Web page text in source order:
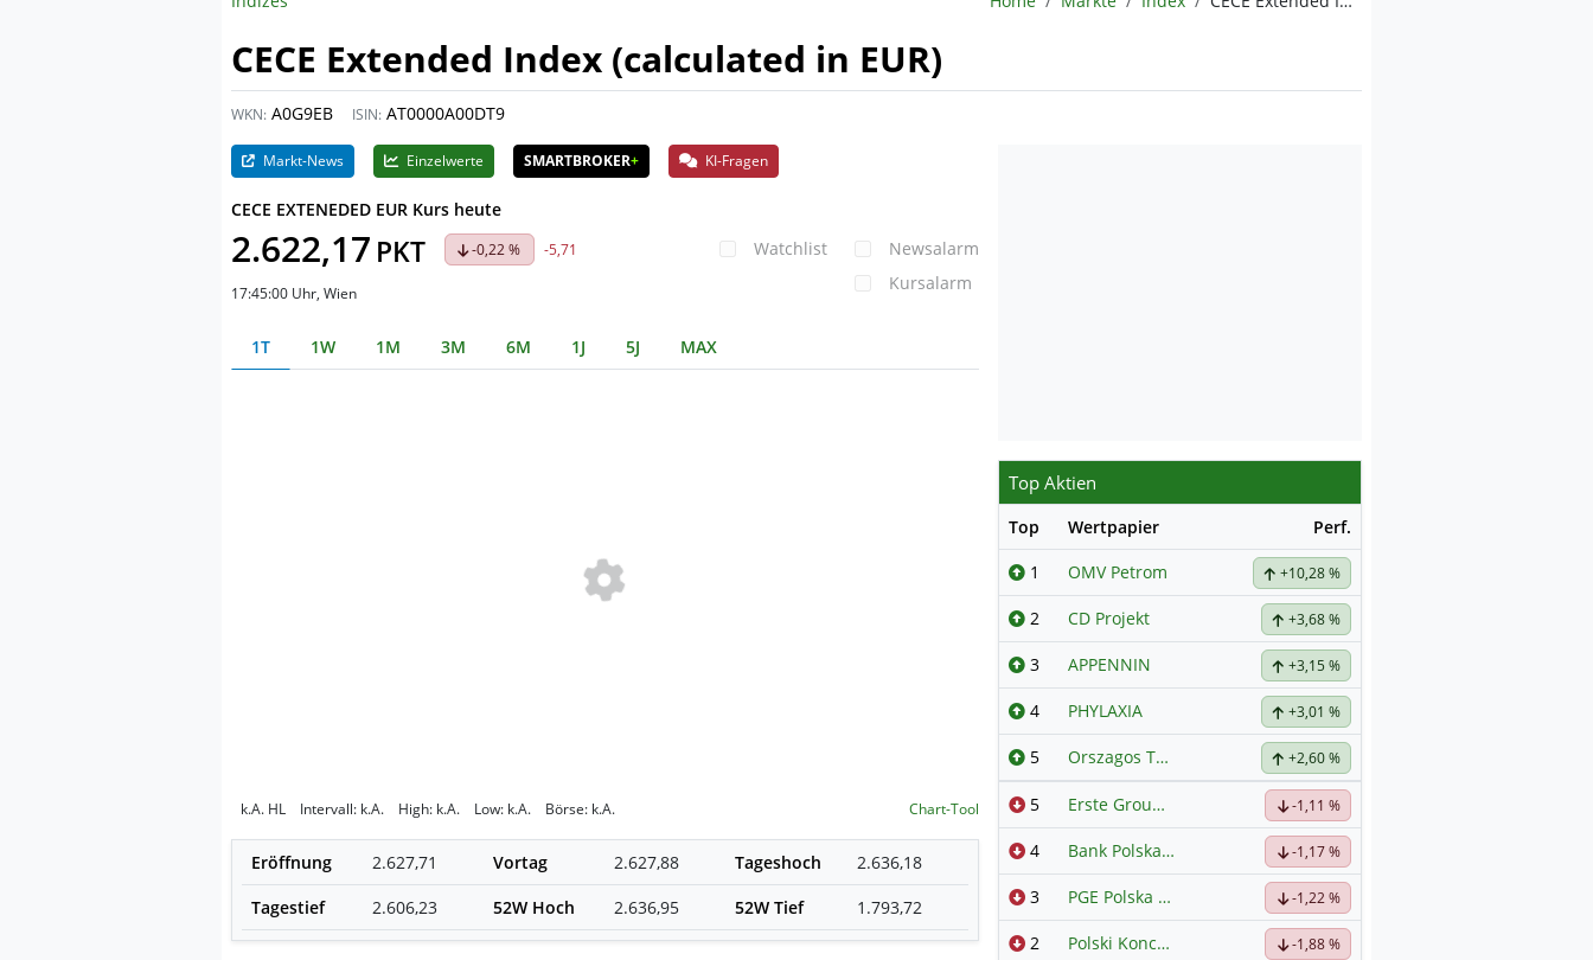
CECE Extended Index (calculated in EUR)
WKN: A0G9EB ISIN: AT0000A00DT9
Markt-News Einzelwerte SMARTBROKER+ KI-Fragen
CECE EXTENEDED EUR Kurs heute
2.622,17 PKT -0,22 % -5,71
17:45:00 Uhr, Wien
Watchlist
Newsalarm
Kursalarm
1T 1W 1M 3M 6M 1J 5J MAX
k.A. HL Intervall: k.A. High: k.A. Low: k.A. Börse: k.A. Chart-Tool
Eröffnung 2.627,71 Vortag 2.627,88 Tageshoch
2.636,18
Tagestief
2.606,23 52W Hoch 2.636,95 52W Tief 1.793,72
Top Aktien
Top Wertpapier
Perf.
1
OMV Petrom +10,28 %
2 CD Projekt +3,68 %
3 APPENNIN +3,15 %
4 PHYLAXIA +3,01 %
5 Orszagos Takerekpenztar es Kereskedelmi Bank OTPBank NyRt +2,60 %
5 Erste Group Bank -1,11 %
4 Bank Polska Kasa Opieki -1,17 %
3 PGE Polska Grupa Energetyczna -1,22 %
2 Polski Koncern Naftowy ORLEN -1,88 %